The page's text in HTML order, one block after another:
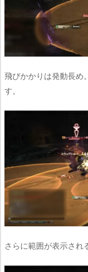
飛びかかりは発動長め
す。
さらに範囲が表示され